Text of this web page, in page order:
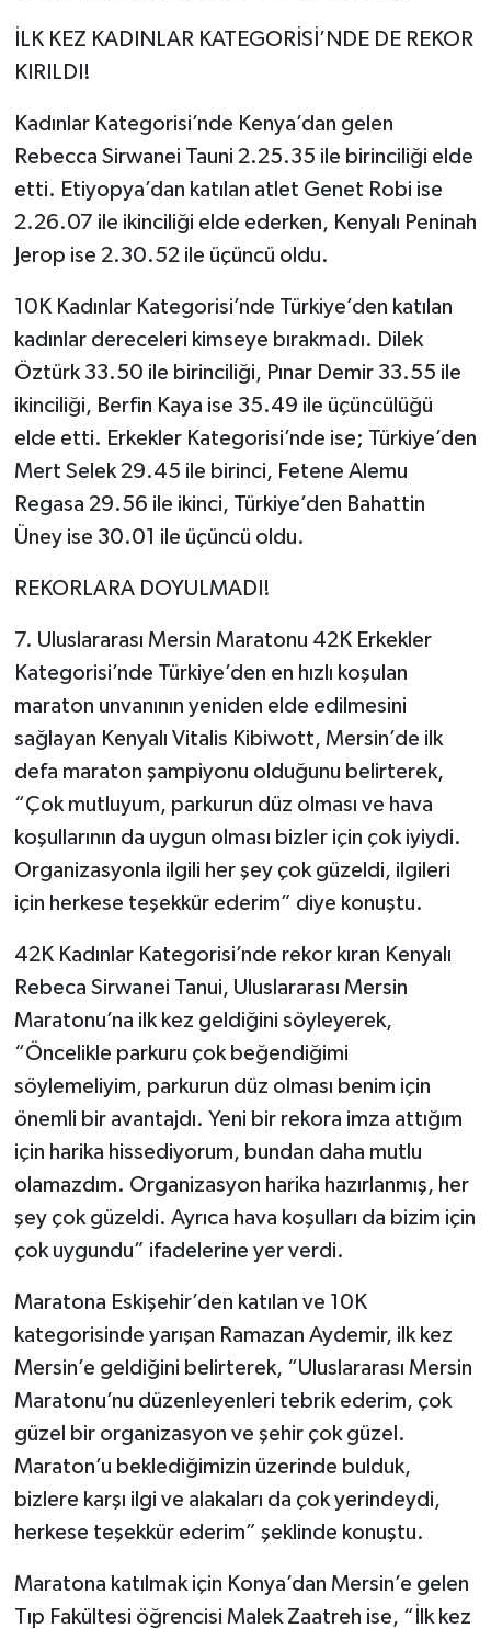
İLK KEZ KADINLAR KATEGORİSİ’NDE DE REKOR
KIRILDI!
Kadınlar Kategorisi’nde Kenya’dan gelen
Rebecca Sirwanei Tauni 2.25.35 ile birinciliği elde
etti. Etiyopya’dan katılan atlet Genet Robi ise
2.26.07 ile ikinciliği elde ederken, Kenyalı Peninah
Jerop ise 2.30.52 ile üçüncü oldu.
10K Kadınlar Kategorisi’nde Türkiye’den katılan
kadınlar dereceleri kimseye bırakmadı. Dilek
Öztürk 33.50 ile birinciliği, Pınar Demir 33.55 ile
ikinciliği, Berfin Kaya ise 35.49 ile üçüncülüğü
elde etti. Erkekler Kategorisi’nde ise; Türkiye’den
Mert Selek 29.45 ile birinci, Fetene Alemu
Regasa 29.56 ile ikinci, Türkiye’den Bahattin
Üney ise 30.01 ile üçüncü oldu.
REKORLARA DOYULMADI!
7. Uluslararası Mersin Maratonu 42K Erkekler
Kategorisi’nde Türkiye’den en hızlı koşulan
maraton unvanının yeniden elde edilmesini
sağlayan Kenyalı Vitalis Kibiwott, Mersin’de ilk
defa maraton şampiyonu olduğunu belirterek,
“Çok mutluyum, parkurun düz olması ve hava
koşullarının da uygun olması bizler için çok iyiydi.
Organizasyonla ilgili her şey çok güzeldi, ilgileri
için herkese teşekkür ederim” diye konuştu.
42K Kadınlar Kategorisi’nde rekor kıran Kenyalı
Rebeca Sirwanei Tanui, Uluslararası Mersin
Maratonu’na ilk kez geldiğini söyleyerek,
“Öncelikle parkuru çok beğendiğimi
söylemeliyim, parkurun düz olması benim için
önemli bir avantajdı. Yeni bir rekora imza attığım
için harika hissediyorum, bundan daha mutlu
olamazdım. Organizasyon harika hazırlanmış, her
şey çok güzeldi. Ayrıca hava koşulları da bizim için
çok uygundu” ifadelerine yer verdi.
Maratona Eskişehir’den katılan ve 10K
kategorisinde yarışan Ramazan Aydemir, ilk kez
Mersin’e geldiğini belirterek, “Uluslararası Mersin
Maratonu’nu düzenleyenleri tebrik ederim, çok
güzel bir organizasyon ve şehir çok güzel.
Maraton’u beklediğimizin üzerinde bulduk,
bizlere karşı ilgi ve alakaları da çok yerindeydi,
herkese teşekkür ederim” şeklinde konuştu.
Maratona katılmak için Konya’dan Mersin’e gelen
Tıp Fakültesi öğrencisi Malek Zaatreh ise, “İlk kez